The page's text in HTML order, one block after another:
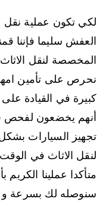
لكي تكون عملية نقل
العفش سليما فإننا
المخصصة لنقل
نحرص على تأمين
كبيرة في القيادة
أنهم يخضعون لفحص
تجهيز السيارات
لنقل الاثاث في
متأكدا عملينا الكريم
سنوصله لك بسرعة و